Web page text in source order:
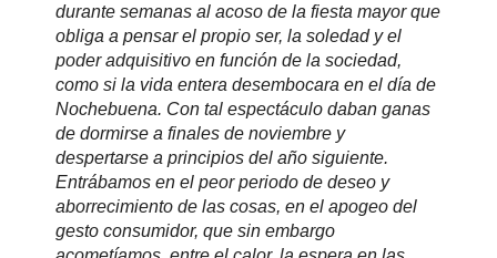
durante semanas al acoso de la fiesta mayor que
obliga a pensar el propio ser, la soledad y el
poder adquisitivo en función de la sociedad,
como si la vida entera desembocara en el día de
Nochebuena. Con tal espectáculo daban ganas
de dormirse a finales de noviembre y
despertarse a principios del año siguiente.
Entrábamos en el peor periodo de deseo y
aborrecimiento de las cosas, en el apogeo del
gesto consumidor, que sin embargo